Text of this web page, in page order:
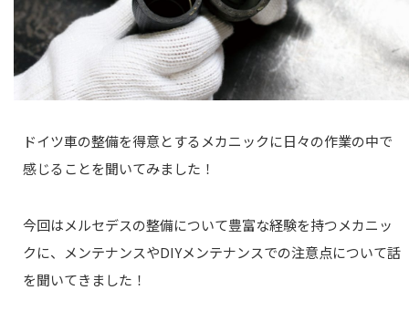
ドイツ車の整備を得意とするメカニックに日々の作業の中で
感じることを聞いてみました！
今回はメルセデスの整備について豊富な経験を持つメカニッ
クに、メンテナンスやDIYメンテナンスでの注意点について話
を聞いてきました！